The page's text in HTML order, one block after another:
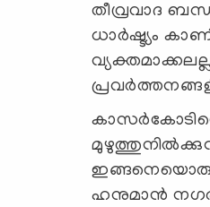
തീവ്രവാദ
ധാര്‍ഷ്ട്യം
ഇങ്ങനെയൊരു
ഹനുമാന്‍ നഗര്‍,